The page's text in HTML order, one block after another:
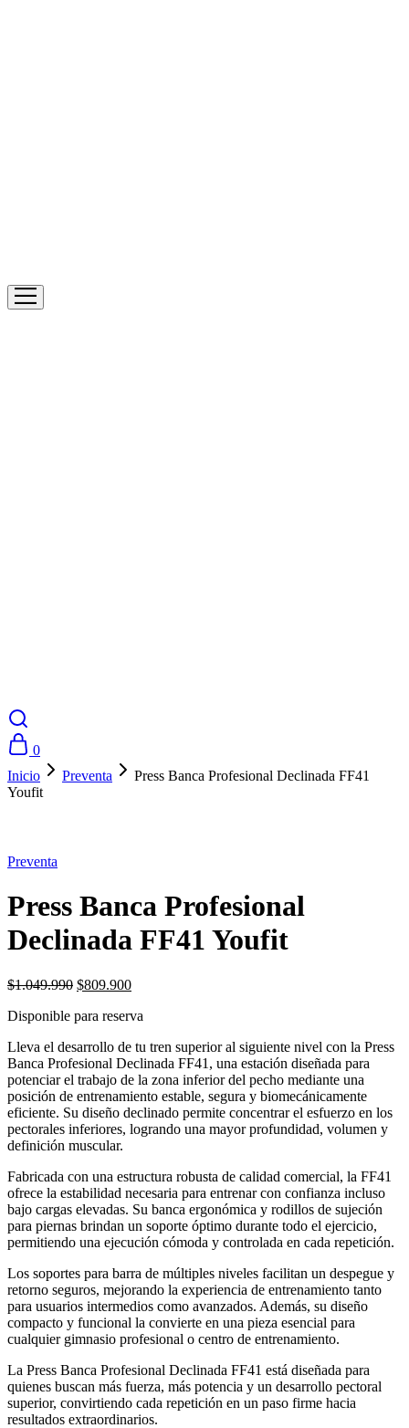
0
Inicio
Preventa
Press Banca Profesional Declinada FF41
Youfit
Preventa
Press Banca Profesional
Declinada FF41 Youfit
$1.049.990 El
original
$1.049.990.
$809.900El
actual
$809.900.
Disponible para reserva
Lleva el desarrollo de tu tren superior al siguiente nivel con la Press
Banca Profesional Declinada FF41, una estación diseñada para
potenciar el trabajo de la zona inferior del pecho mediante una
posición de entrenamiento estable, segura y biomecánicamente
eficiente. Su diseño declinado permite concentrar el esfuerzo en los
pectorales inferiores, logrando una mayor profundidad, volumen y
definición muscular.
Fabricada con una estructura robusta de calidad comercial, la FF41
ofrece la estabilidad necesaria para entrenar con confianza incluso
bajo cargas elevadas. Su banca ergonómica y rodillos de sujeción
para piernas brindan un soporte óptimo durante todo el ejercicio,
permitiendo una ejecución cómoda y controlada en cada repetición.
Los soportes para barra de múltiples niveles facilitan un despegue y
retorno seguros, mejorando la experiencia de entrenamiento tanto
para usuarios intermedios como avanzados. Además, su diseño
compacto y funcional la convierte en una pieza esencial para
cualquier gimnasio profesional o centro de entrenamiento.
La Press Banca Profesional Declinada FF41 está diseñada para
quienes buscan más fuerza, más potencia y un desarrollo pectoral
superior, convirtiendo cada repetición en un paso firme hacia
resultados extraordinarios.